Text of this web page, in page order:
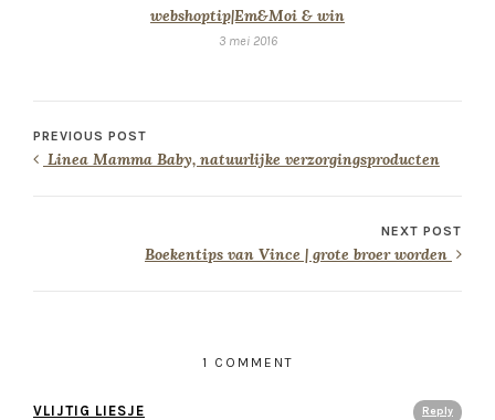
webshoptip|Em&Moi & win
3 mei 2016
PREVIOUS POST
Linea Mamma Baby, natuurlijke verzorgingsproducten
NEXT POST
Boekentips van Vince | grote broer worden
1 COMMENT
Reply
VLIJTIG LIESJE